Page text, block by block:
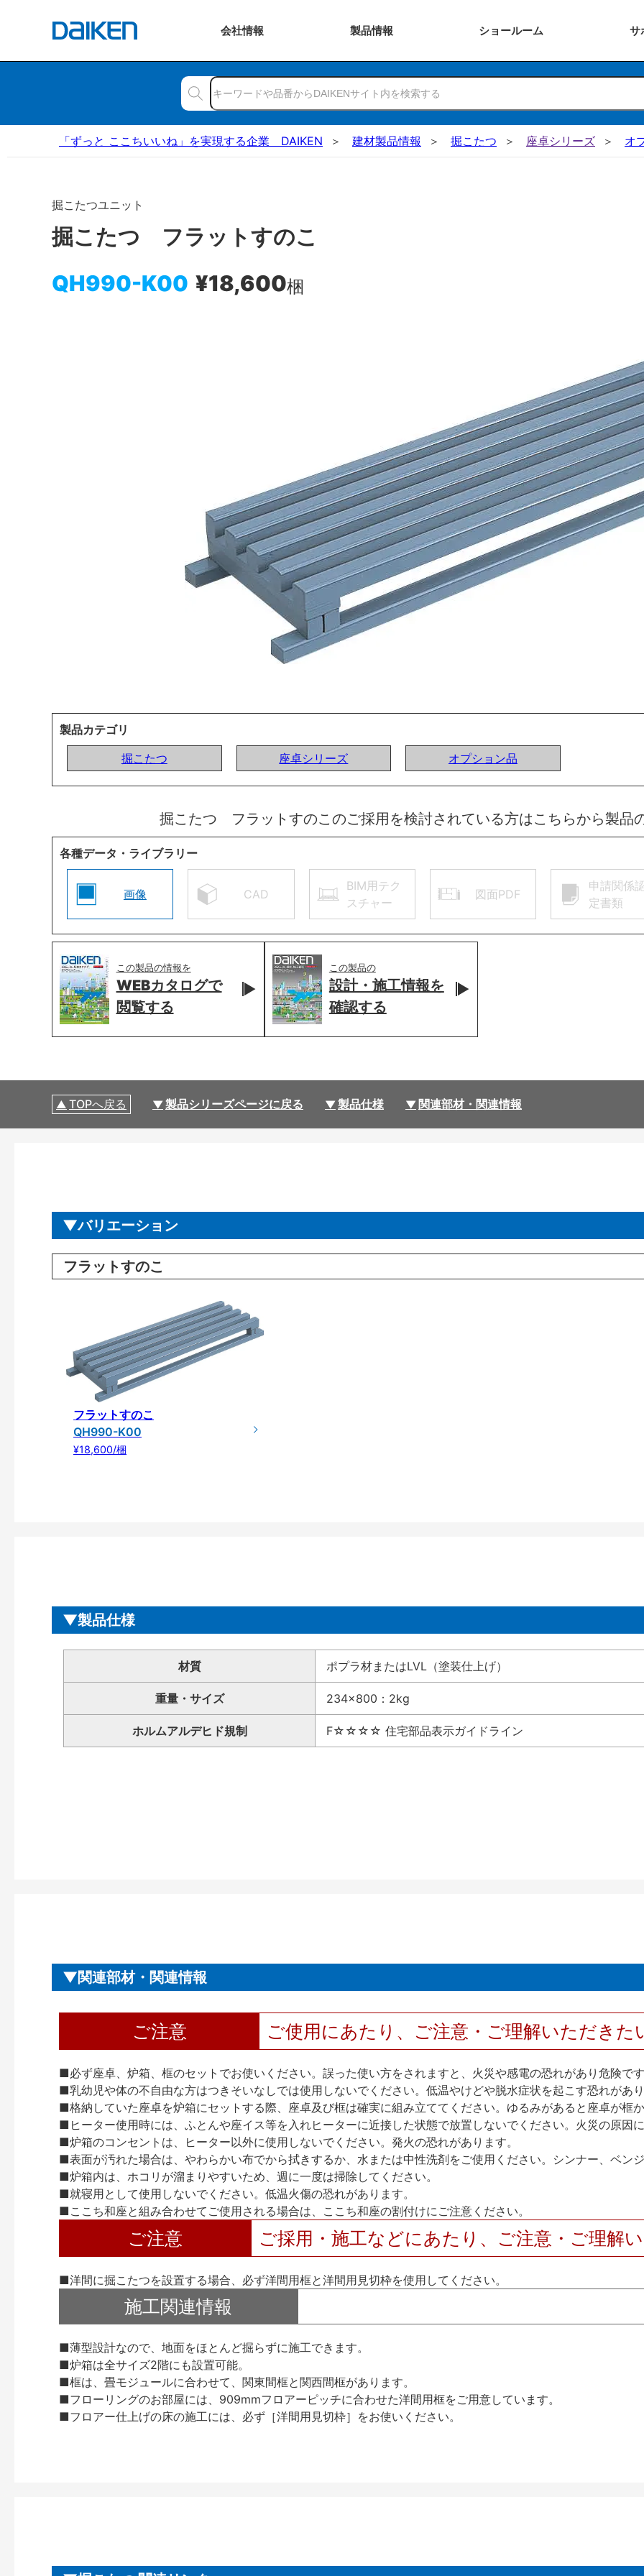
会社情報 製品情報 ショールーム サ
「ずっと ここちいいね」を実現する企業 DAIKEN 建材製品情報 掘こたつ 座卓シリーズ オ
掘こたつユニット
掘こたつ フラットすのこ
QH990-K00 ¥18,600梱
製品カテゴリ
掘こたつ
座卓シリーズ オプション品
掘こたつ フラットすのこのご採用を検討されている方はこちらから製品
各種データ・ライブラリー
画像 CAD
BIM用テク
スチャー
図面PDF
申請関係
定書類
この製品の情報を
WEBカタログで
閲覧する
この製品の
設計・施工情報を
確認する
TOPへ戻る 製品シリーズページに戻る 製品仕様 関連部材・関連情報
バリエーション
フラットすのこ
フラットすのこ
QH990-K00
¥18,600/梱
製品仕様
材質 ポプラ材またはLVL（塗装仕上げ）
重量・サイズ 234×800：2kg
ホルムアルデヒド規制 F☆☆☆☆ 住宅部品表示ガイドライン
関連部材・関連情報
ご注意 ご使用にあたり、ご注意・ご理解いただきた
■必ず座卓、炉箱、框のセットでお使いください。誤った使い方をされますと、火災や感電の恐れがあり危険です
■乳幼児や体の不自由な方はつきそいなしでは使用しないでください。低温やけどや脱水症状を起こす恐れがあり
■格納していた座卓を炉箱にセットする際、座卓及び框は確実に組み立ててください。ゆるみがあると座卓が框
■ヒーター使用時には、ふとんや座イス等を入れヒーターに近接した状態で放置しないでください。火災の原因に
■炉箱のコンセントは、ヒーター以外に使用しないでください。発火の恐れがあります。
■表面が汚れた場合は、やわらかい布でから拭きするか、水または中性洗剤をご使用ください。シンナー、ベン
■炉箱内は、ホコリが溜まりやすいため、週に一度は掃除してください。
■就寝用として使用しないでください。低温火傷の恐れがあります。
■ここち和座と組み合わせてご使用される場合は、ここち和座の割付けにご注意ください。
ご注意 ご採用・施工などにあたり、ご注意・ご理解
■洋間に掘こたつを設置する場合、必ず洋間用框と洋間用見切枠を使用してください。
施工関連情報
■薄型設計なので、地面をほとんど掘らずに施工できます。
■炉箱は全サイズ2階にも設置可能。
■框は、畳モジュールに合わせて、関東間框と関西間框があります。
■フローリングのお部屋には、909mmフロアーピッチに合わせた洋間用框をご用意しています。
■フロアー仕上げの床の施工には、必ず［洋間用見切枠］をお使いください。